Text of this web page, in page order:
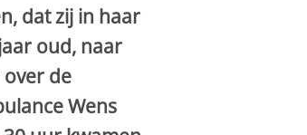
dat zij in haar
oud, naar
de
Wens